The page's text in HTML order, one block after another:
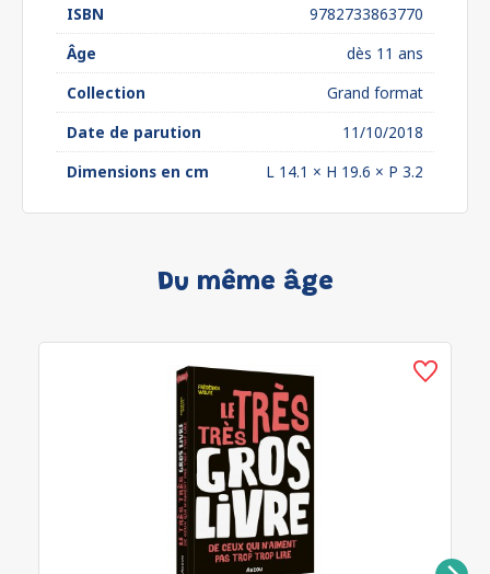
ISBN
9782733863770
Âge
dès 11 ans
Collection
Grand format
Date de parution
11/10/2018
Dimensions en cm
L 14.1 × H 19.6 × P 3.2
Du même âge